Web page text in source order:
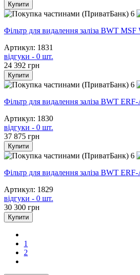
Купити
6
Фільтр для видалення заліза BWT
Артикул: 1831
відгуки - 0 шт.
24 392 грн
Купити
6
Фільтр для видалення заліза BWT
Артикул: 1830
відгуки - 0 шт.
37 875 грн
Купити
6
Фільтр для видалення заліза BWT
Артикул: 1829
відгуки - 0 шт.
30 300 грн
Купити
1
2